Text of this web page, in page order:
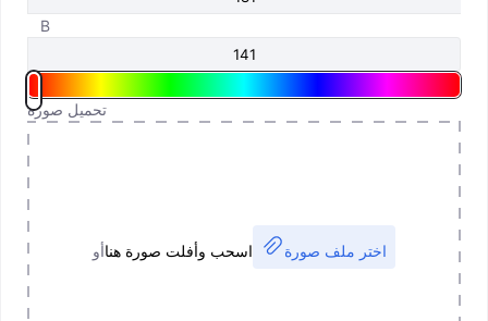
B
تحميل صورة
اسحب وأفلت صورة هناأو اختر ملف صورة